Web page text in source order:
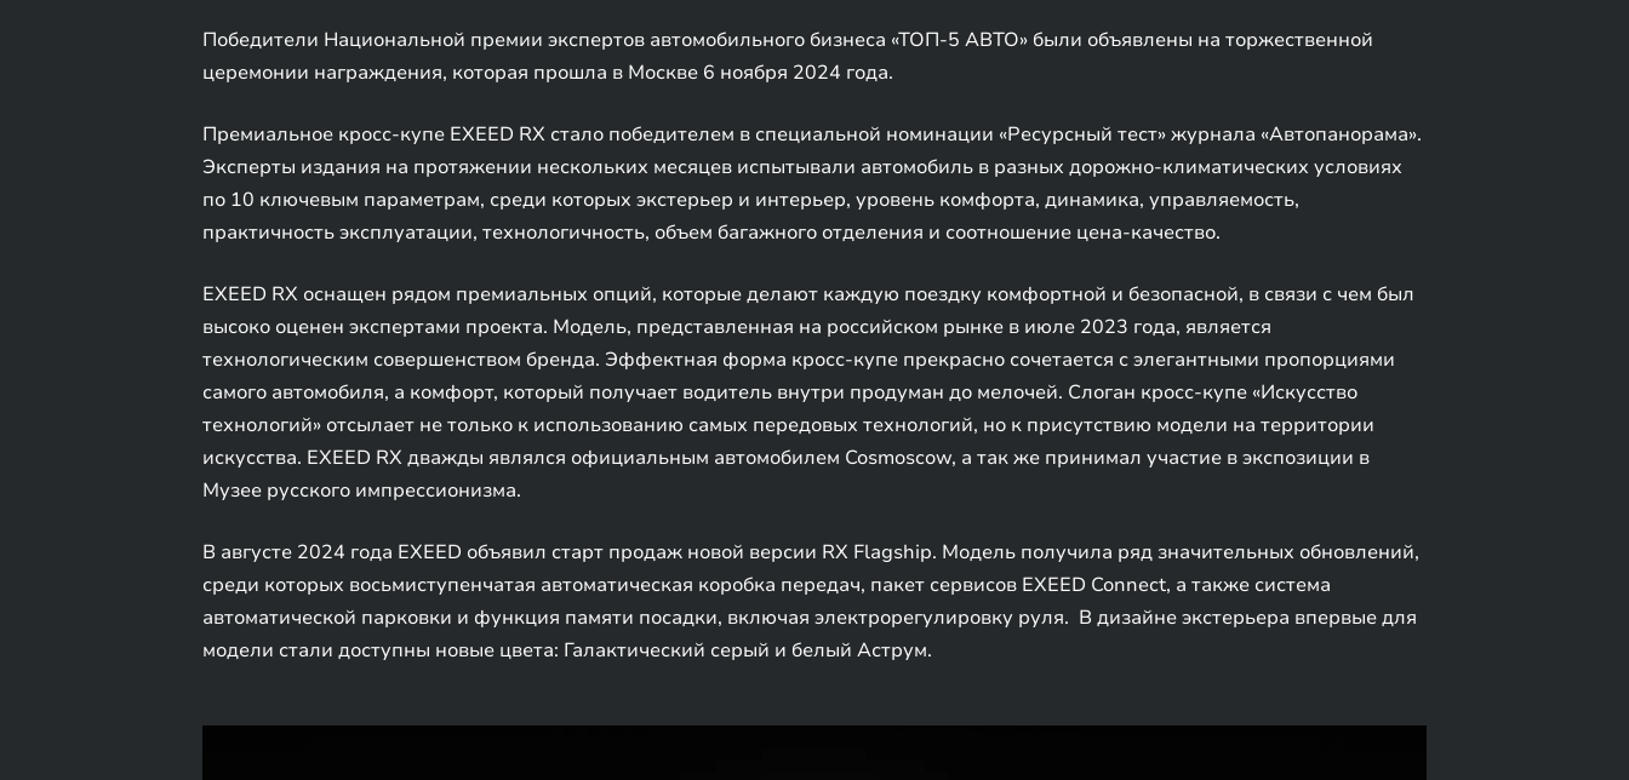
Победители Национальной премии экспертов автомобильного бизнеса «ТОП-5 АВТО» были объявлены на торжественной
церемонии награждения, которая прошла в Москве 6 ноября 2024 года.
Премиальное кросс-купе EXEED RX стало победителем в специальной номинации «Ресурсный тест» журнала «Автопанорама».
Эксперты издания на протяжении нескольких месяцев испытывали автомобиль в разных дорожно-климатических условиях
по 10 ключевым параметрам, среди которых экстерьер и интерьер, уровень комфорта, динамика, управляемость,
практичность эксплуатации, технологичность, объем багажного отделения и соотношение цена-качество.
EXEED RX оснащен рядом премиальных опций, которые делают каждую поездку комфортной и безопасной, в связи с чем был
высоко оценен экспертами проекта. Модель, представленная на российском рынке в июле 2023 года, является
технологическим совершенством бренда. Эффектная форма кросс-купе прекрасно сочетается с элегантными пропорциями
самого автомобиля, а комфорт, который получает водитель внутри продуман до мелочей. Слоган кросс-купе «Искусство
технологий» отсылает не только к использованию самых передовых технологий, но к присутствию модели на территории
искусства. EXEED RX дважды являлся официальным автомобилем Cosmoscow, а так же принимал участие в экспозиции в
Музее русского импрессионизма.
В августе 2024 года EXEED объявил старт продаж новой версии RX Flagship. Модель получила ряд значительных обновлений,
среди которых восьмиступенчатая автоматическая коробка передач, пакет сервисов EXEED Connect, а также система
автоматической парковки и функция памяти посадки, включая электрорегулировку руля. В дизайне экстерьера впервые для
модели стали доступны новые цвета: Галактический серый и белый Аструм.